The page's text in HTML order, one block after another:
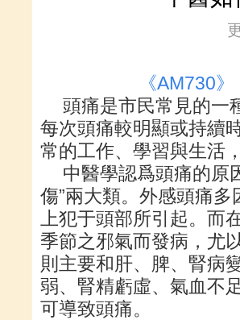
《AM730
頭痛是市民常見的一
每次頭痛較明顯或持續
常的工作、學習與生活
中醫學認爲頭痛的原
傷”兩大類。外感頭痛
上犯于頭部所引起。而
季節之邪氣而發病，尤
則主要和肝、脾、腎病
弱、腎精虧虛、氣血不
可導致頭痛。